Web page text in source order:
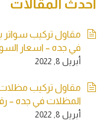
أحدث المقالات
في جده – اسعار
أبريل 8, 2022
المظلات في جده –
أبريل 8, 2022